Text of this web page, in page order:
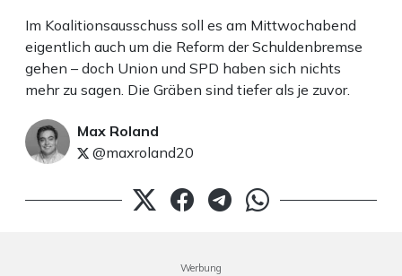
Im Koalitionsausschuss soll es am Mittwochabend
eigentlich auch um die Reform der Schuldenbremse
gehen – doch Union und SPD haben sich nichts
mehr zu sagen. Die Gräben sind tiefer als je zuvor.
Max Roland
@maxroland20
Werbung